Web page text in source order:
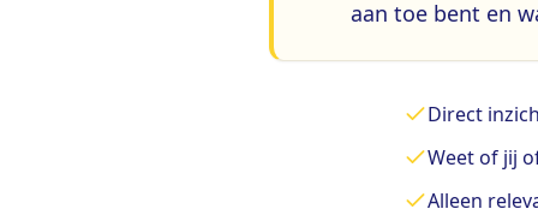
aan toe bent en
Direct
Weet of jij
Alleen